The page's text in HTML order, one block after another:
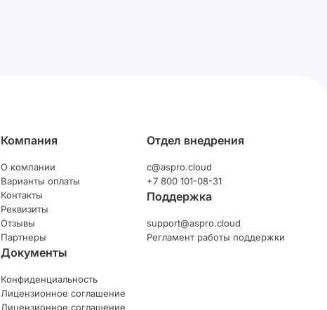
Компания
О компании
Варианты оплаты
Контакты
Реквизиты
Отзывы
Партнеры
Документы
Конфиденциальность
Лицензионное соглашение
Лицензионное соглашение
Отдел внедрения
c@aspro.cloud
+7 800 101-08-31
Поддержка
support@aspro.cloud
Регламент работы поддержки